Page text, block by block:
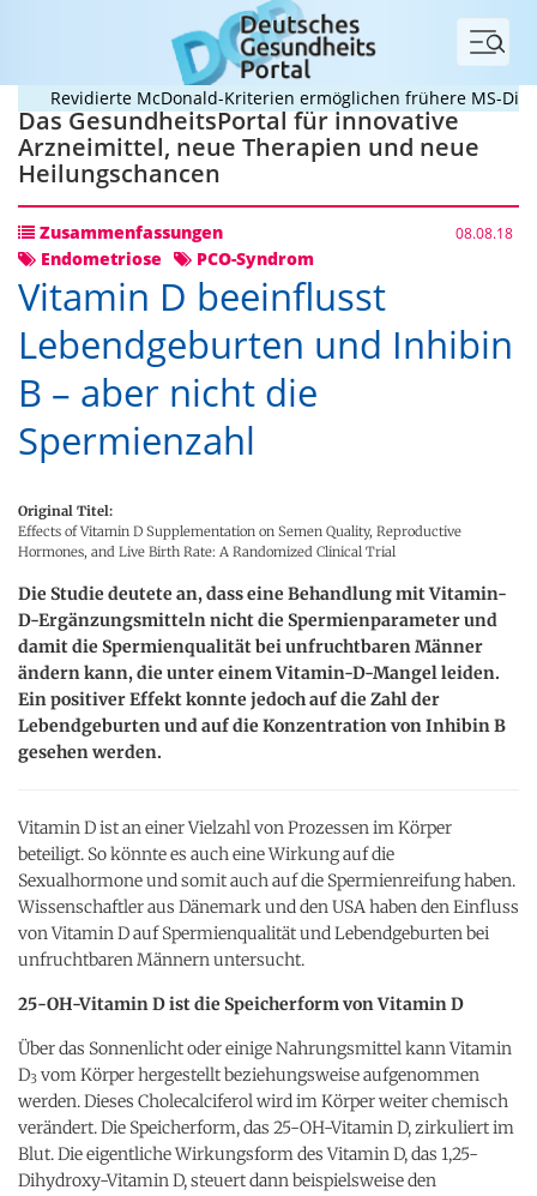
Menü
Revidierte McDonald-Kriterien ermöglichen frühere MS-
Das GesundheitsPortal für innovative
Arzneimittel, neue Therapien und neue
Heilungschancen
Zusammenfassungen 08.08.18
Endometriose PCO-Syndrom
Vitamin D beeinflusst
Lebendgeburten und Inhibin
B – aber nicht die
Spermienzahl
Original Titel:
Effects of Vitamin D Supplementation on Semen Quality, Reproductive
Hormones, and Live Birth Rate: A Randomized Clinical Trial
Die Studie deutete an, dass eine Behandlung mit Vitamin-
D-Ergänzungsmitteln nicht die Spermienparameter und
damit die Spermienqualität bei unfruchtbaren Männer
ändern kann, die unter einem Vitamin-D-Mangel leiden.
Ein positiver Effekt konnte jedoch auf die Zahl der
Lebendgeburten und auf die Konzentration von Inhibin B
gesehen werden.
Vitamin D ist an einer Vielzahl von Prozessen im Körper
beteiligt. So könnte es auch eine Wirkung auf die
Sexualhormone und somit auch auf die Spermienreifung haben.
Wissenschaftler aus Dänemark und den USA haben den Einfluss
von Vitamin D auf Spermienqualität und Lebendgeburten bei
unfruchtbaren Männern untersucht.
25-OH-Vitamin D ist die Speicherform von Vitamin D
Über das Sonnenlicht oder einige Nahrungsmittel kann Vitamin
D3 vom Körper hergestellt beziehungsweise aufgenommen
werden. Dieses Cholecalciferol wird im Körper weiter chemisch
verändert. Die Speicherform, das 25-OH-Vitamin D, zirkuliert im
Blut. Die eigentliche Wirkungsform des Vitamin D, das 1,25-
Dihydroxy-Vitamin D, steuert dann beispielsweise den